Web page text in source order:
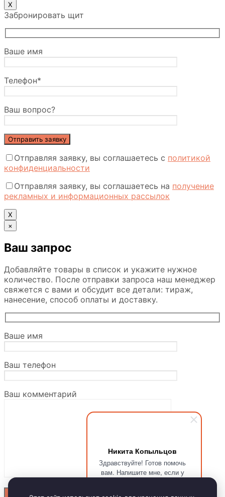
Никита Копыльцов
Здравствуйте! Готов помочь
вам. Напишите мне, если у
Х
Забронировать щит
Ваше имя
Телефон*
Ваш вопрос?
Отправляя заявку, вы соглашаетесь с политикой
конфиденциальности
Отправляя заявку, вы соглашаетесь на получение
рекламных и информационных рассылок
Х
×
Ваш запрос
Добавляйте товары в список и укажите нужное
количество. После отправки запроса наш менеджер
свяжется с вами и обсудит все детали: тираж,
нанесение, способ оплаты и доставку.
Ваше имя
Ваш телефон
Ваш комментарий